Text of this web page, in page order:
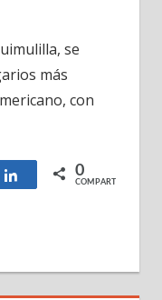
se
más
con
Compartir
0
COMPARTIR